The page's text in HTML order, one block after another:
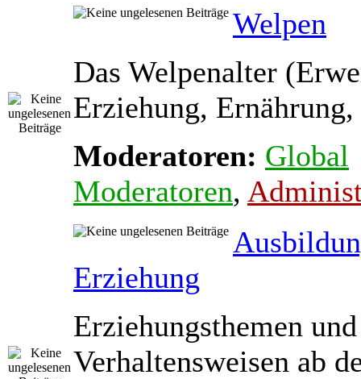
Welpen
Das Welpenalter
Erziehung,
Moderatoren: Global
Moderatoren,
Erziehung
Erziehungsthemen
Verhaltensweisen ab